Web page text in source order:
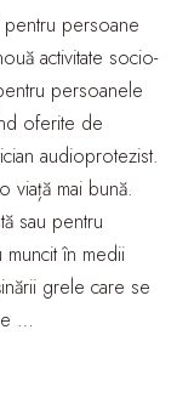
persoane
activitate socio-
persoanele
oferite de
audioprotezist.
viață mai bună.
sau pentru
în medii
grele care se
…